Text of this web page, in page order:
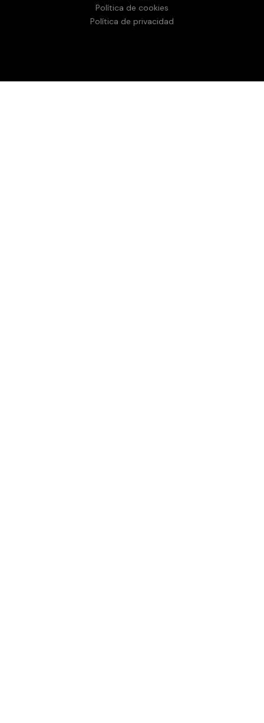
Política de cookies
Política de privacidad